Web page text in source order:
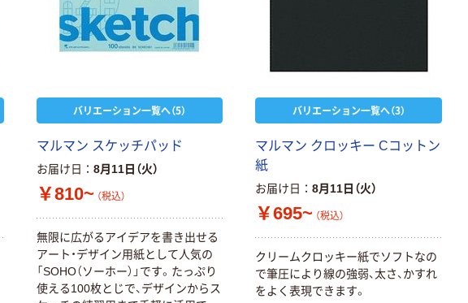
バリエーション一覧へ（5）
マルマン スケッチパッド
お届け日 8月11日（火）
￥810~ （税込）
無限に広がるアイデアを書き出せる
アート・デザイン用紙として人気の
「SOHO（ソーホー）」です。たっぷり
使える100枚とじで、デザインからス
バリエーション一覧へ（3）
マルマン クロッキー Cコットン
紙
お届け日 8月11日（火）
￥695~ （税込）
クリームクロッキー紙でソフトなの
で筆圧により線の強弱、太さ、かすれ
をよく表現できます。